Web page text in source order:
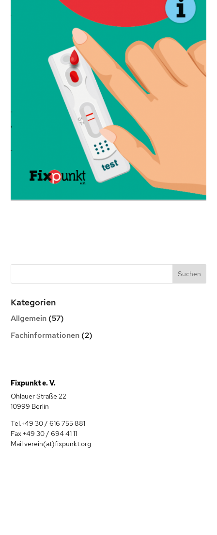
Kategorien
Allgemein (57)
Fachinformationen (2)
Fixpunkt e. V.
Ohlauer Straße 22
10999 Berlin
Tel.+49 30 / 616 755 881
Fax +49 30 / 694 41 11
Mail verein(at)fixpunkt.org